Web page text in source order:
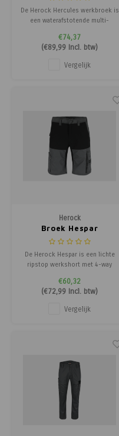
De Herock Hercules werkbroek is
een waterafstotende multi-
nagelzakken en reflecterende
details. Duurzaam en functioneel.
€74,37
(€89,99 Incl. btw)
Vergelijk
Herock
Broek Hespar
De Herock Hespar is een lichte
ripstop werkshort met 4-way
maximale bewegingsvrijheid en
functionaliteit in één.
€60,32
(€72,99 Incl. btw)
Vergelijk